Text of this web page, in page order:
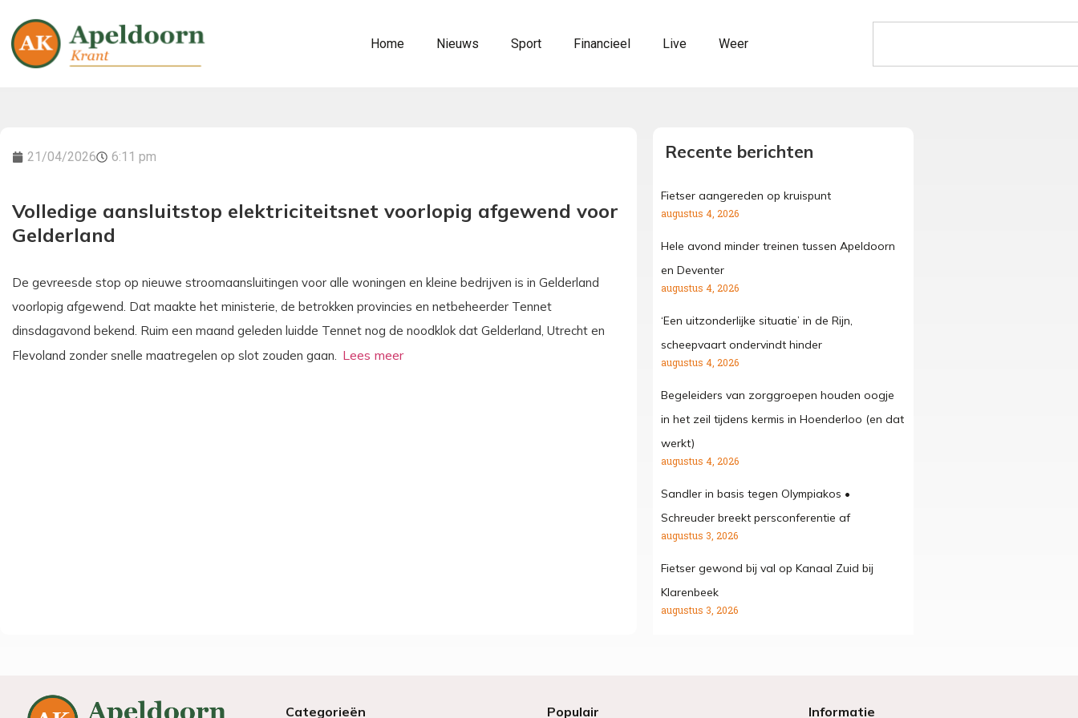
Home Nieuws Sport Financieel Live Weer
21/04/2026 6:11 pm
Volledige aansluitstop elektriciteitsnet voorlopig afgewend voor
Gelderland
De gevreesde stop op nieuwe stroomaansluitingen voor alle woningen en kleine bedrijven is in Gelderland
voorlopig afgewend. Dat maakte het ministerie, de betrokken provincies en netbeheerder Tennet
dinsdagavond bekend. Ruim een maand geleden luidde Tennet nog de noodklok dat Gelderland, Utrecht en
Flevoland zonder snelle maatregelen op slot zouden gaan.
Recente berichten
Fietser aangereden op kruispunt
augustus 4, 2026
Hele avond minder treinen tussen Apeldoorn
en Deventer
augustus 4, 2026
‘Een uitzonderlijke situatie’ in de Rijn,
scheepvaart ondervindt hinder
augustus 4, 2026
Begeleiders van zorggroepen houden oogje
in het zeil tijdens kermis in Hoenderloo (en dat
werkt)
augustus 4, 2026
Sandler in basis tegen Olympiakos •
Schreuder breekt persconferentie af
augustus 3, 2026
Fietser gewond bij val op Kanaal Zuid bij
Klarenbeek
augustus 3, 2026
Categorieën Populair Informatie